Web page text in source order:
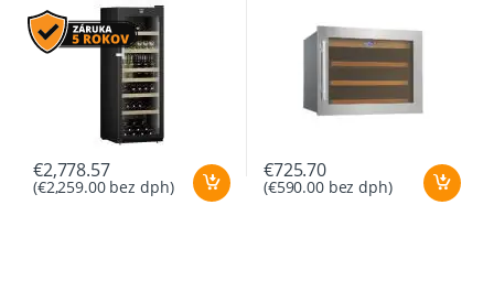
€2,778.57
(€2,259.00bez dph)
€725.70
(€590.00bez dph)